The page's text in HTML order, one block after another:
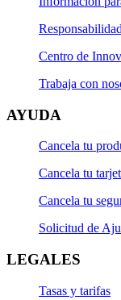
Centro de
Trabaja con
AYUDA
Cancela tu
Cancela tu
Cancela tu
Solicitud de
LEGALES
Tasas y tarifas